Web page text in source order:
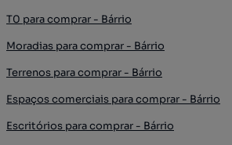
T0 para comprar - Bárrio
Moradias para comprar - Bárrio
Terrenos para comprar - Bárrio
Espaços comerciais para comprar - Bárrio
Escritórios para comprar - Bárrio